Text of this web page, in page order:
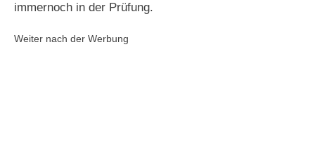
immernoch in der Prüfung.
Weiter nach der Werbung